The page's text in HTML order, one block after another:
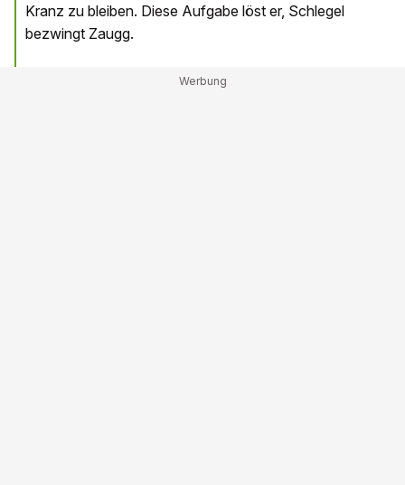
Kranz zu bleiben. Diese Aufgabe löst er, Schlegel
bezwingt Zaugg.